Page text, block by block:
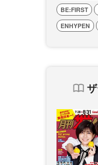
BE:FIRST
ENHYPEN